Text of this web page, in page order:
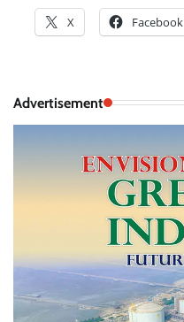
X Facebook
Advertisement